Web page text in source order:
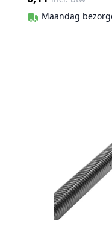
Maandag